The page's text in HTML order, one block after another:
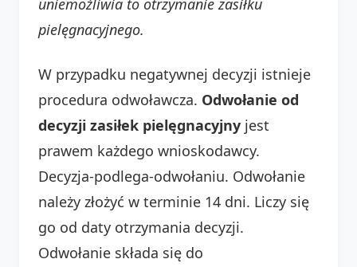
pielęgnacyjnego.
W przypadku negatywnej decyzji istnieje
procedura odwoławcza. Odwołanie od
decyzji zasiłek pielęgnacyjny jest
prawem każdego wnioskodawcy.
Decyzja-podlega-odwołaniu. Odwołanie
należy złożyć w terminie 14 dni. Liczy się
go od daty otrzymania decyzji.
Odwołanie składa się do